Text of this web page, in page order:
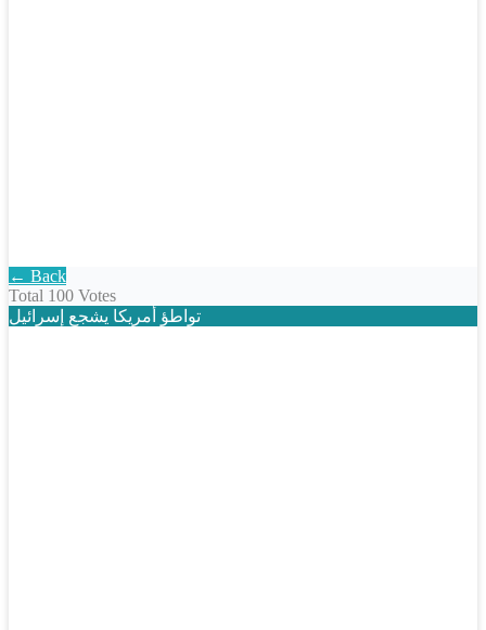
← Back
Total 100 Votes
تواطؤ أمريكا يشجع إسرائيل